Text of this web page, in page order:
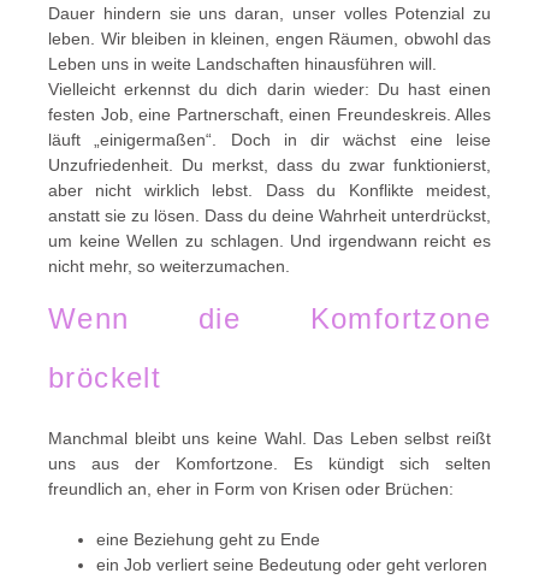
Dauer hindern sie uns daran, unser volles Potenzial zu
leben. Wir bleiben in kleinen, engen Räumen, obwohl das
Leben uns in weite Landschaften hinausführen will.
Vielleicht erkennst du dich darin wieder: Du hast einen
festen Job, eine Partnerschaft, einen Freundeskreis. Alles
läuft „einigermaßen“. Doch in dir wächst eine leise
Unzufriedenheit. Du merkst, dass du zwar funktionierst,
aber nicht wirklich lebst. Dass du Konflikte meidest,
anstatt sie zu lösen. Dass du deine Wahrheit unterdrückst,
um keine Wellen zu schlagen. Und irgendwann reicht es
nicht mehr, so weiterzumachen.
Wenn die Komfortzone
bröckelt
Manchmal bleibt uns keine Wahl. Das Leben selbst reißt
uns aus der Komfortzone. Es kündigt sich selten
freundlich an, eher in Form von Krisen oder Brüchen:
eine Beziehung geht zu Ende
ein Job verliert seine Bedeutung oder geht verloren